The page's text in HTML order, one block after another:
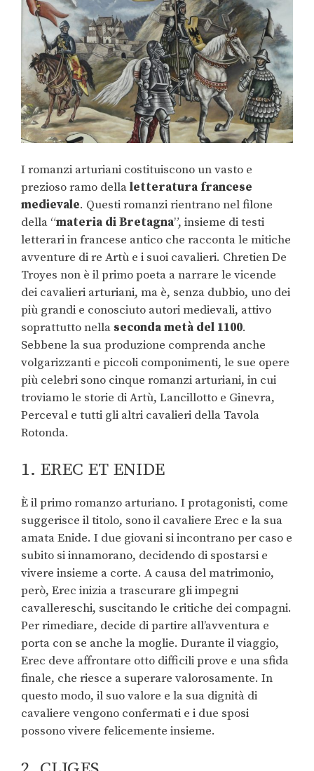
I romanzi arturiani costituiscono un vasto e
prezioso ramo dellaletteratura francese
medievale. Questi romanzi rientrano nel filone
della “materia di Bretagna”, insieme di testi
letterari in francese antico che racconta le mitiche
avventure di re Artù e i suoi cavalieri. Chretien De
Troyes non è il primo poeta a narrare le vicende
dei cavalieri arturiani, ma è, senza dubbio, uno dei
più grandi e conosciuto autori medievali, attivo
soprattutto nella seconda metà del 1100.
Sebbene la sua produzione comprenda anche
volgarizzanti e piccoli componimenti, le sue opere
più celebri sono cinque romanzi arturiani, in cui
troviamo le storie di Artù, Lancillotto e Ginevra,
Perceval e tutti gli altri cavalieri della Tavola
Rotonda.
1. EREC ET ENIDE
È il primo romanzo arturiano. I protagonisti, come
suggerisce il titolo, sono il cavaliere Erec e la sua
amata Enide. I due giovani si incontrano per caso e
subito si innamorano, decidendo di spostarsi e
vivere insieme a corte. A causa del matrimonio,
però, Erec inizia a trascurare gli impegni
cavallereschi, suscitando le critiche dei compagni.
Per rimediare, decide di partire all’avventura e
porta con se anche la moglie. Durante il viaggio,
Erec deve affrontare otto difficili prove e una sfida
finale, che riesce a superare valorosamente. In
questo modo, il suo valore e la sua dignità di
cavaliere vengono confermati e i due sposi
possono vivere felicemente insieme.